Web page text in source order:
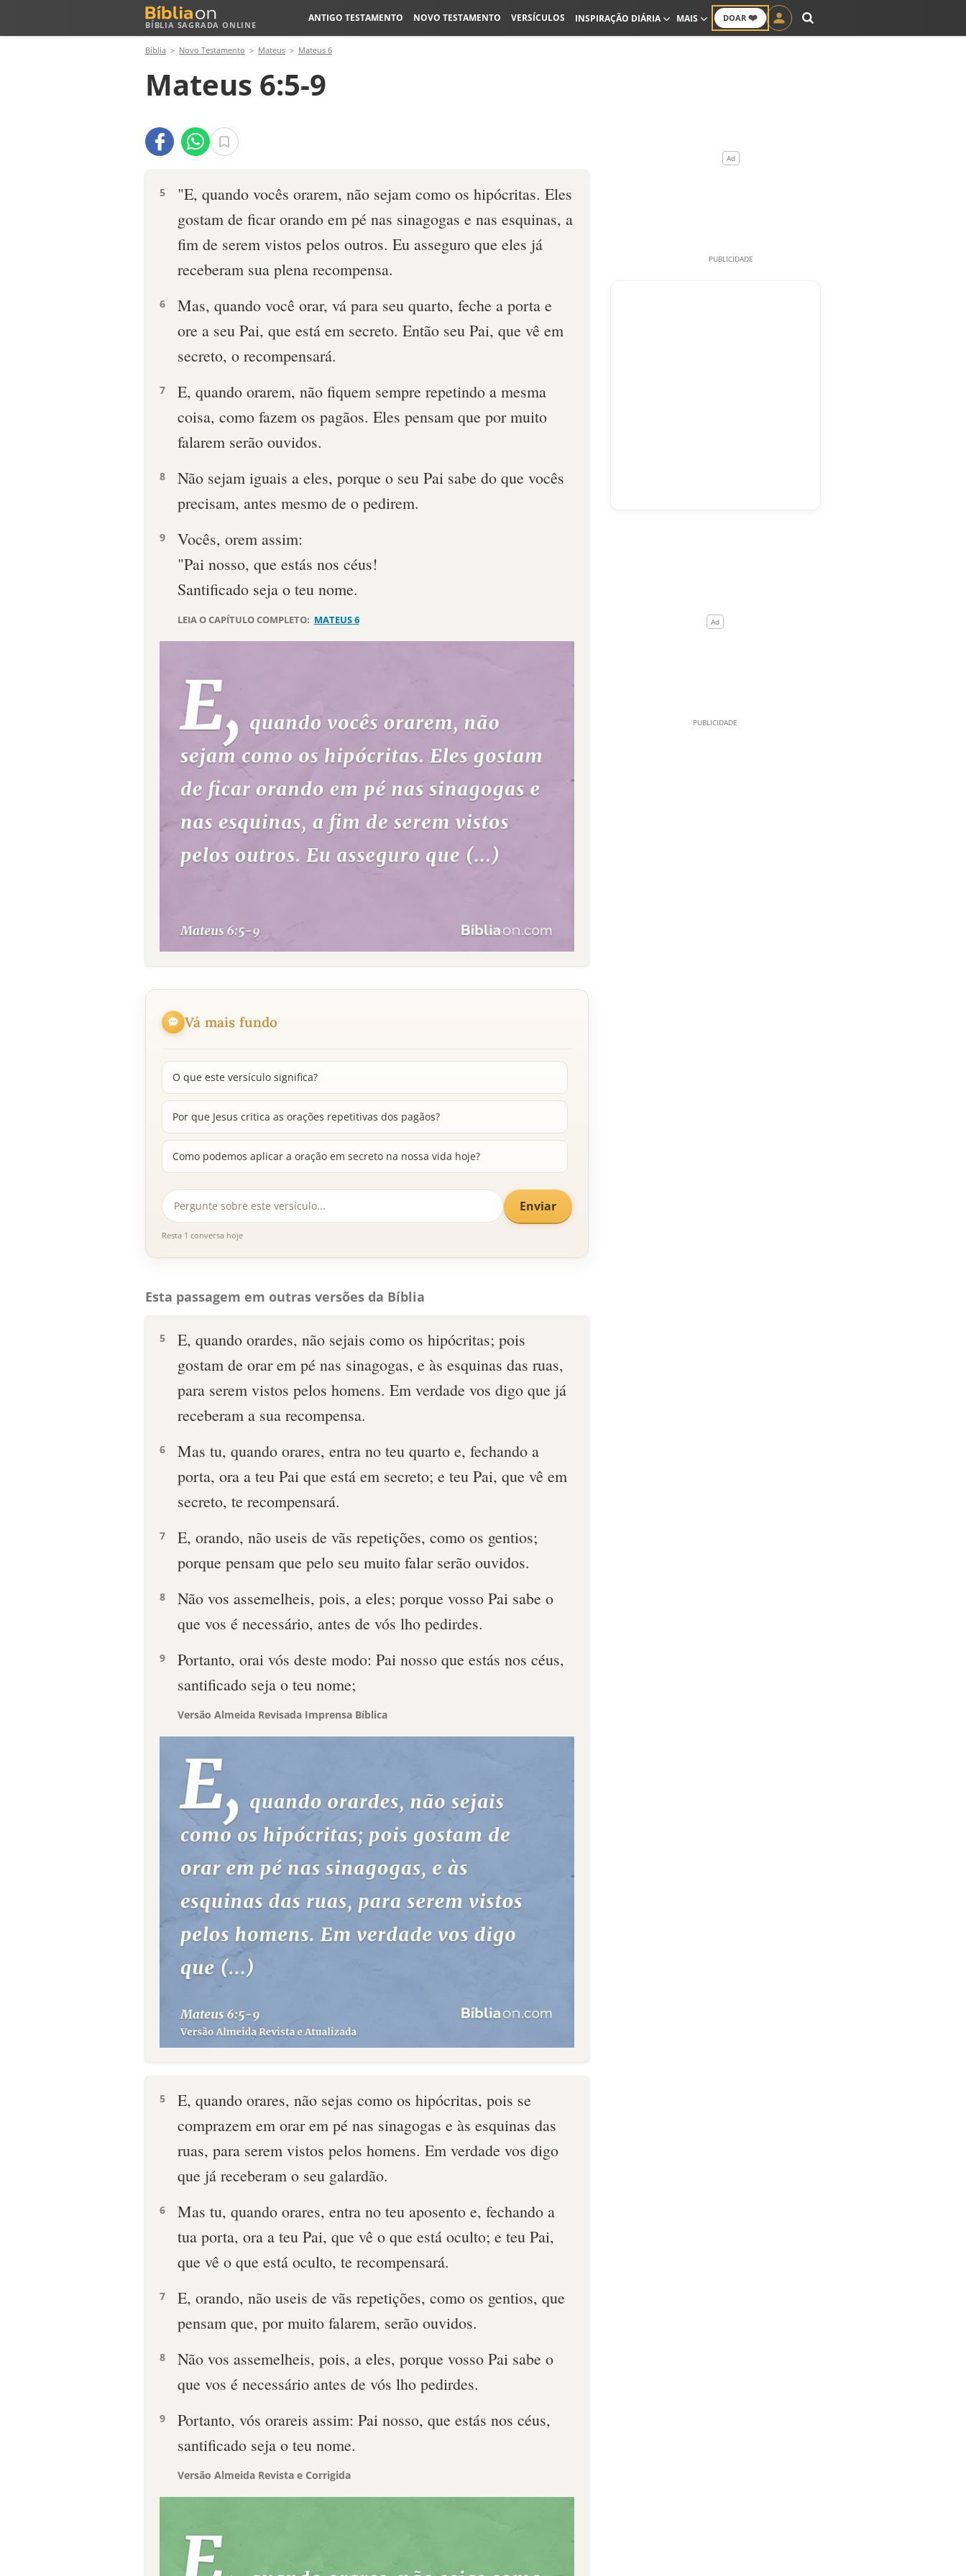
BÍBLIA SAGRADA ONLINE
DOAR ❤️
ANTIGO TESTAMENTO NOVO TESTAMENTO VERSÍCULOS INSPIRAÇÃO DIÁRIA MAIS
Bíblia Novo Testamento Mateus Mateus 6
Mateus 6:5-9
5
"E, quando vocês orarem, não sejam como os hipócritas. Eles
gostam de ficar orando em pé nas sinagogas e nas esquinas, a
fim de serem vistos pelos outros. Eu asseguro que eles já
receberam sua plena recompensa.
6
Mas, quando você orar, vá para seu quarto, feche a porta e
ore a seu Pai, que está em secreto. Então seu Pai, que vê em
secreto, o recompensará.
7
E, quando orarem, não fiquem sempre repetindo a mesma
coisa, como fazem os pagãos. Eles pensam que por muito
falarem serão ouvidos.
8
Não sejam iguais a eles, porque o seu Pai sabe do que vocês
precisam, antes mesmo de o pedirem.
9
Vocês, orem assim:
"Pai nosso, que estás nos céus!
Santificado seja o teu nome.
LEIA O CAPÍTULO COMPLETO: MATEUS 6
Vá mais fundo
O que este versículo significa?
Por que Jesus critica as orações repetitivas dos pagãos?
Como podemos aplicar a oração em secreto na nossa vida hoje?
Enviar
Resta 1 conversa hoje
Esta passagem em outras versões da Bíblia
5
E, quando orardes, não sejais como os hipócritas; pois
gostam de orar em pé nas sinagogas, e às esquinas das ruas,
para serem vistos pelos homens. Em verdade vos digo que já
receberam a sua recompensa.
6
Mas tu, quando orares, entra no teu quarto e, fechando a
porta, ora a teu Pai que está em secreto; e teu Pai, que vê em
secreto, te recompensará.
7
E, orando, não useis de vãs repetições, como os gentios;
porque pensam que pelo seu muito falar serão ouvidos.
8
Não vos assemelheis, pois, a eles; porque vosso Pai sabe o
que vos é necessário, antes de vós lho pedirdes.
9
Portanto, orai vós deste modo: Pai nosso que estás nos céus,
santificado seja o teu nome;
Versão Almeida Revisada Imprensa Bíblica
5
E, quando orares, não sejas como os hipócritas, pois se
comprazem em orar em pé nas sinagogas e às esquinas das
ruas, para serem vistos pelos homens. Em verdade vos digo
que já receberam o seu galardão.
6
Mas tu, quando orares, entra no teu aposento e, fechando a
tua porta, ora a teu Pai, que vê o que está oculto; e teu Pai,
que vê o que está oculto, te recompensará.
7
E, orando, não useis de vãs repetições, como os gentios, que
pensam que, por muito falarem, serão ouvidos.
8
Não vos assemelheis, pois, a eles, porque vosso Pai sabe o
que vos é necessário antes de vós lho pedirdes.
9
Portanto, vós orareis assim: Pai nosso, que estás nos céus,
santificado seja o teu nome.
Versão Almeida Revista e Corrigida